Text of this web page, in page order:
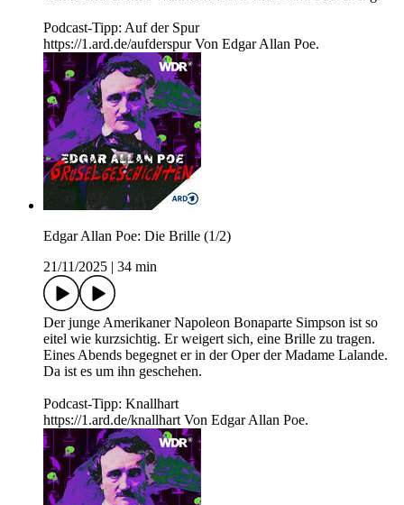
Podcast-Tipp: Auf der Spur
https://1.ard.de/aufderspur Von Edgar Allan Poe.
Edgar Allan Poe: Die Brille (1/2)
21/11/2025
34 min
Der junge Amerikaner Napoleon Bonaparte Simpson ist so
eitel wie kurzsichtig. Er weigert sich, eine Brille zu tragen.
Eines Abends begegnet er in der Oper der Madame Lalande.
Da ist es um ihn geschehen.
Podcast-Tipp: Knallhart
https://1.ard.de/knallhart Von Edgar Allan Poe.